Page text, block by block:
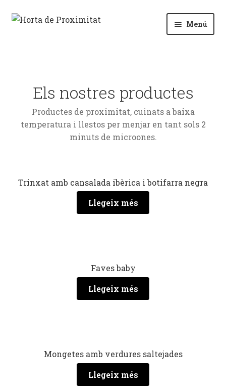
Menú
Els nostres productes
Productes de proximitat, cuinats a baixa
temperatura i llestos per menjar en tant sols 2
minuts de microones.
Trinxat amb cansalada ibèrica i botifarra negra
Llegeix més
Faves baby
Llegeix més
Mongetes amb verdures saltejades
Llegeix més